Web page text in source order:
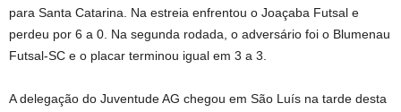
para Santa Catarina. Na estreia enfrentou o Joaçaba Futsal e
perdeu por 6 a 0. Na segunda rodada, o adversário foi o Blumenau
Futsal-SC e o placar terminou igual em 3 a 3.
A delegação do Juventude AG chegou em São Luís na tarde desta